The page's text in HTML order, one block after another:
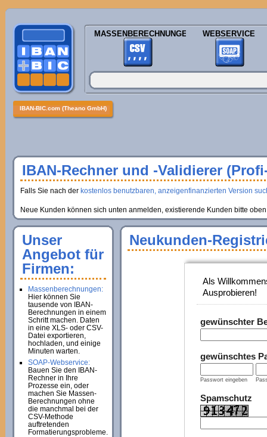
MASSENBERECHNUNGEN WEBSERVICE
IBAN-BIC.com (Theano GmbH)
IBAN-Rechner und -Validierer
Falls Sie nach der kostenlos benutzbaren, anzeigenfinanzierten Version
Neue Kunden können sich unten anmelden, existierende Kunden bitte
Neukunden-
Als
Ausprobieren!
gewünschter
gewünschtes
Passwort eingeben
Spamschutz
Unser
Angebot für
Firmen:
Massenberechnungen:
Hier können Sie
tausende von IBAN-
Berechnungen in einem
Schritt machen. Daten
in eine XLS- oder CSV-
Datei exportieren,
hochladen, und einige
Minuten warten.
SOAP-Webservice:
Bauen Sie den IBAN-
Rechner in Ihre
Prozesse ein, oder
machen Sie Massen-
Berechnungen ohne
die manchmal bei der
CSV-Methode
auftretenden
Formatierungsprobleme.